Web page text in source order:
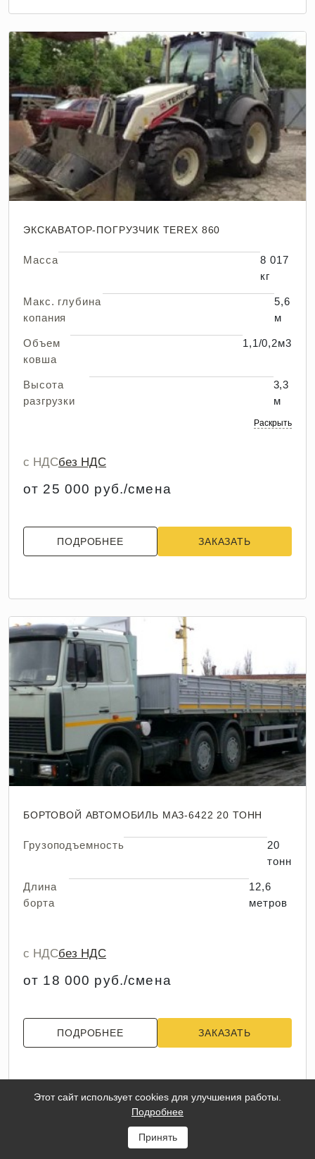
ЭКСКАВАТОР-ПОГРУЗЧИК TEREX 860
Масса
8 017
кг
Макс. глубина
копания
5,6
м
Объем
ковша
1,1/0,2м3
Высота
разгрузки
3,3
м
Раскрыть
с НДСбез НДС
от 25 000 руб./смена
ПОДРОБНЕЕ ЗАКАЗАТЬ
БОРТОВОЙ АВТОМОБИЛЬ МАЗ-6422 20 ТОНН
Грузоподъемность
20
тонн
Длина
борта
12,6
метров
с НДСбез НДС
от 18 000 руб./смена
ПОДРОБНЕЕ ЗАКАЗАТЬ
Этот сайт использует cookies для улучшения работы.
Подробнее
Принять